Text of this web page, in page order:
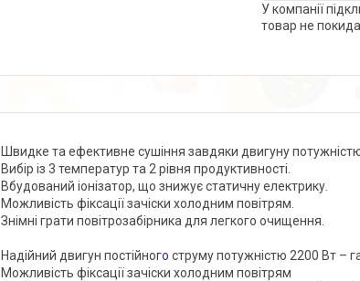
У компанії
товар не
Швидке та ефективне сушіння завдяки двигуну
Вибір із 3 температур та 2 рівня продуктивності.
Вбудований іонізатор, що знижує статичну електрику.
Можливість фіксації зачіски холодним повітрям.
Знімні грати повітрозабірника для легкого очищення.
Надійний двигун постійного струму потужністю 2200 Вт –
Можливість фіксації зачіски холодним повітрям